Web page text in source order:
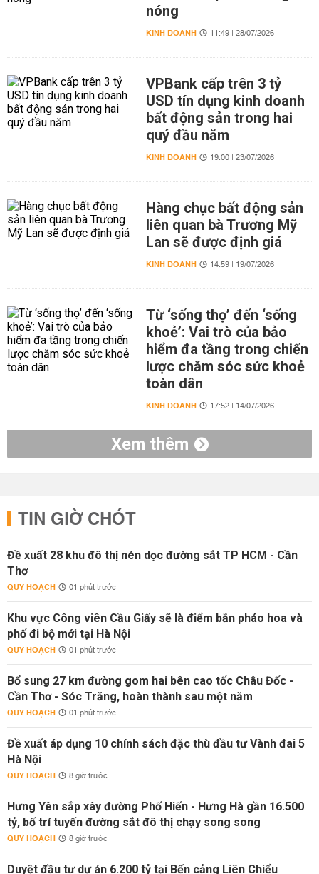
nóng
KINH DOANH 11:49 | 28/07/2026
VPBank cấp trên 3 tỷ
USD tín dụng kinh doanh
bất động sản trong hai
quý đầu năm
KINH DOANH 19:00 | 23/07/2026
Hàng chục bất động sản
liên quan bà Trương Mỹ
Lan sẽ được định giá
KINH DOANH 14:59 | 19/07/2026
Từ ‘sống thọ’ đến ‘sống
khoẻ’: Vai trò của bảo
hiểm đa tầng trong chiến
lược chăm sóc sức khoẻ
toàn dân
KINH DOANH 17:52 | 14/07/2026
Xem thêm
TIN GIỜ CHÓT
Đề xuất 28 khu đô thị nén dọc đường sắt TP HCM - Cần
Thơ
QUY HOẠCH 01 phút trước
Khu vực Công viên Cầu Giấy sẽ là điểm bắn pháo hoa và
phố đi bộ mới tại Hà Nội
QUY HOẠCH 01 phút trước
Bổ sung 27 km đường gom hai bên cao tốc Châu Đốc -
Cần Thơ - Sóc Trăng, hoàn thành sau một năm
QUY HOẠCH 01 phút trước
Đề xuất áp dụng 10 chính sách đặc thù đầu tư Vành đai 5
Hà Nội
QUY HOẠCH 8 giờ trước
Hưng Yên sắp xây đường Phố Hiến - Hưng Hà gần 16.500
tỷ, bố trí tuyến đường sắt đô thị chạy song song
QUY HOẠCH 8 giờ trước
Duyệt đầu tư dự án 6.200 tỷ tại Bến cảng Liên Chiểu